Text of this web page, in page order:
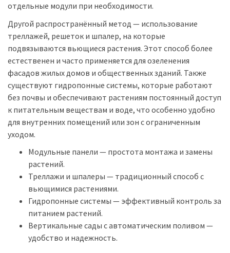
отдельные модули при необходимости.
Другой распространённый метод — использование
треллажей, решеток и шпалер, на которые
подвязываются вьющиеся растения. Этот способ более
естественен и часто применяется для озеленения
фасадов жилых домов и общественных зданий. Также
существуют гидропонные системы, которые работают
без почвы и обеспечивают растениям постоянный доступ
к питательным веществам и воде, что особенно удобно
для внутренних помещений или зон с ограниченным
уходом.
Модульные панели — простота монтажа и замены
растений.
Треллажи и шпалеры — традиционный способ с
вьющимися растениями.
Гидропонные системы — эффективный контроль за
питанием растений.
Вертикальные сады с автоматическим поливом —
удобство и надежность.